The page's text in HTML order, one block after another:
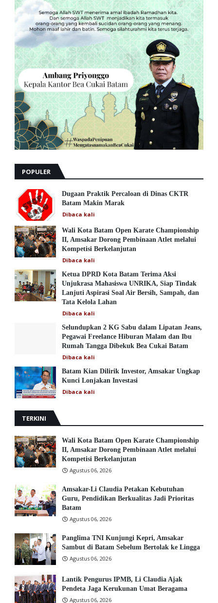
POPULER
Dugaan Praktik Percaloan di Dinas CKTR
Batam Makin Marak
Dibaca kali
Wali Kota Batam Open Karate Championship
II, Amsakar Dorong Pembinaan Atlet melalui
Kompetisi Berkelanjutan
Dibaca kali
Ketua DPRD Kota Batam Terima Aksi
Unjukrasa Mahasiswa UNRIKA, Siap Tindak
Lanjuti Aspirasi Soal Air Bersih, Sampah, dan
Tata Kelola Lahan
Dibaca kali
Selundupkan 2 KG Sabu dalam Lipatan Jeans,
Pegawai Freelance Hiburan Malam dan Ibu
Rumah Tangga Dibekuk Bea Cukai Batam
Dibaca kali
Batam Kian Dilirik Investor, Amsakar Ungkap
Kunci Lonjakan Investasi
Dibaca kali
TERKINI
Wali Kota Batam Open Karate Championship
II, Amsakar Dorong Pembinaan Atlet melalui
Kompetisi Berkelanjutan
Agustus 06, 2026
Amsakar-Li Claudia Petakan Kebutuhan
Guru, Pendidikan Berkualitas Jadi Prioritas
Batam
Agustus 06, 2026
Panglima TNI Kunjungi Kepri, Amsakar
Sambut di Batam Sebelum Bertolak ke Lingga
Agustus 06, 2026
Lantik Pengurus IPMB, Li Claudia Ajak
Pendeta Jaga Kerukunan Umat Beragama
Agustus 06, 2026